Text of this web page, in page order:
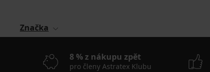
Značka
8 % z nákupu zpět
pro členy Astratex Klubu